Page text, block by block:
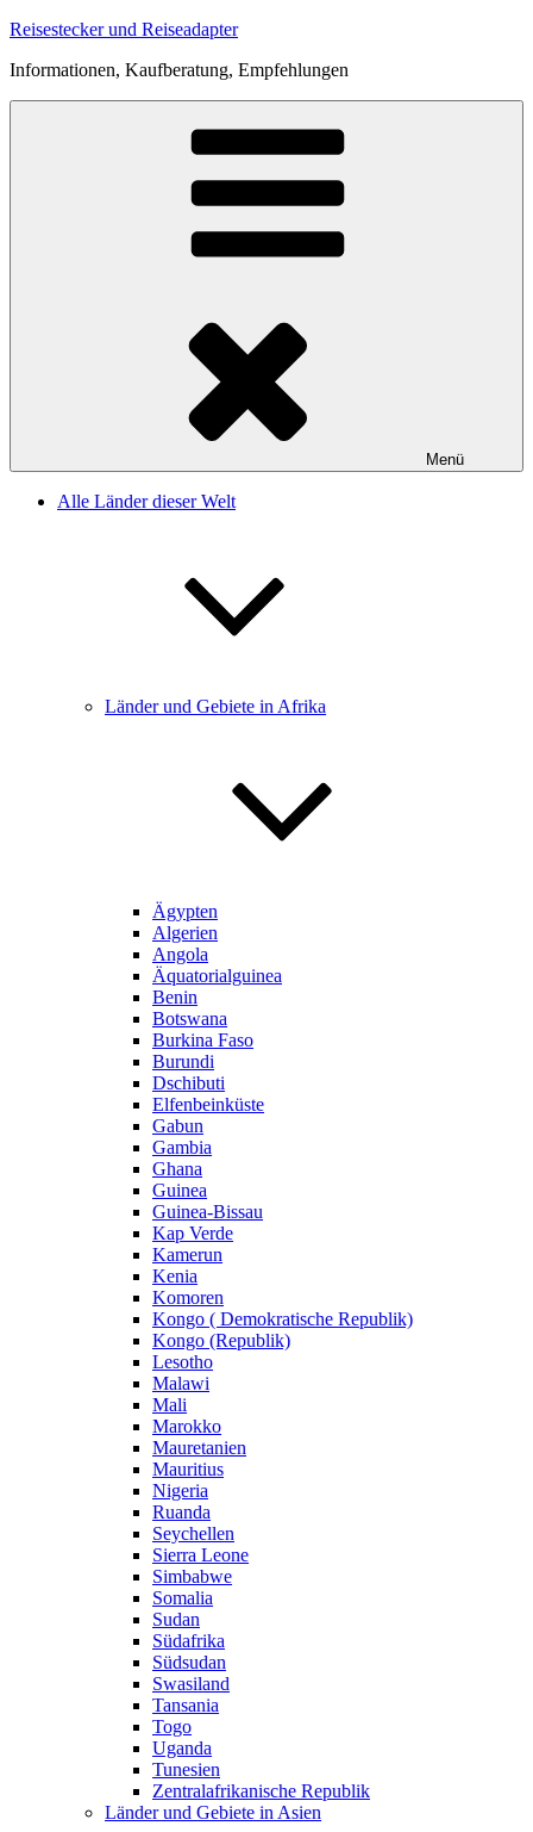
Zum
springen
Reisestecker und Reiseadapter
Informationen, Kaufberatung, Empfehlungen
Menü
Alle Länder dieser Welt
Länder und Gebiete in Afrika
Ägypten
Algerien
Angola
Äquatorialguinea
Benin
Botswana
Burkina Faso
Burundi
Dschibuti
Elfenbeinküste
Gabun
Gambia
Ghana
Guinea
Guinea-Bissau
Kap Verde
Kamerun
Kenia
Komoren
Kongo ( Demokratische Republik)
Kongo (Republik)
Lesotho
Malawi
Mali
Marokko
Mauretanien
Mauritius
Nigeria
Ruanda
Seychellen
Sierra Leone
Simbabwe
Somalia
Sudan
Südafrika
Südsudan
Swasiland
Tansania
Togo
Uganda
Tunesien
Zentralafrikanische Republik
Länder und Gebiete in Asien